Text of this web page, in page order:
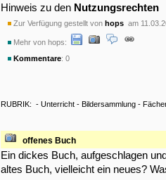
Hinweis zu den Nutzungsrechten
Zur Verfügung gestellt von hops am
Mehr von hops:
Kommentare: 0
RUBRIK: - Unterricht - Bildersammlung -
offenes Buch
Ein dickes Buch, aufgeschlagen
altes Buch, vielleicht ein neues?